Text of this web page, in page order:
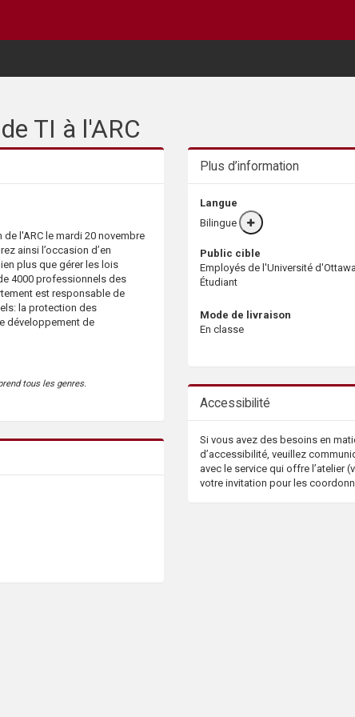
TI à l'ARC
l'ARC le mardi 20 novembre
ainsi l’occasion d’en
plus que gérer les lois
4000 professionnels des
est responsable de
la protection des
développement de
tous les genres.
Plus d’information
Langue
Bilingue
More
info
Public cible
Employés de l'Université d'Ottawa
Étudiant
Mode de livraison
En classe
Accessibilité
Si vous avez des besoins en
d’accessibilité, veuillez
avec le service qui offre l’atelier
votre invitation pour les